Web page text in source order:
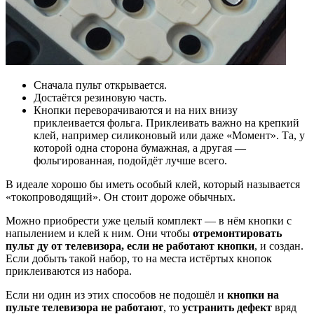
Сначала пульт открывается.
Достаётся резиновую часть.
Кнопки переворачиваются и на них внизу
приклеивается фольга. Приклеивать важно на крепкий
клей, например силиконовый или даже «Момент». Та, у
которой одна сторона бумажная, а другая —
фольгированная, подойдёт лучше всего.
В идеале хорошо бы иметь особый клей, который называется
«токопроводящий». Он стоит дороже обычных.
Можно приобрести уже целый комплект — в нём кнопки с
напылением и клей к ним. Они чтобы отремонтировать
пульт ду от телевизора, если не работают кнопки, и создан.
Если добыть такой набор, то на места истёртых кнопок
приклеиваются из набора.
Если ни один из этих способов не подошёл и кнопки на
пульте телевизора не работают, то устранить дефект вряд